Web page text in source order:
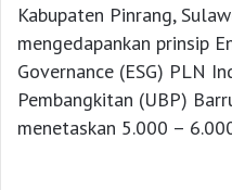
Kabupaten Pinrang,
mengedapankan prinsip
Governance (ESG) PLN
Pembangkitan (UBP)
menetaskan 5.000 –